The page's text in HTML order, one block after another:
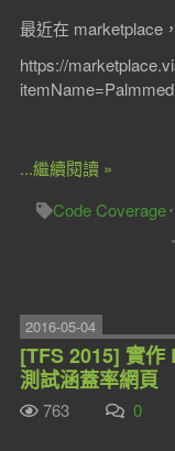
最近在 marketplace
https://
...繼續閱讀 »
Code Coverage
2016-05-04
[TFS 2015] 實
測試涵蓋率網頁
763 0